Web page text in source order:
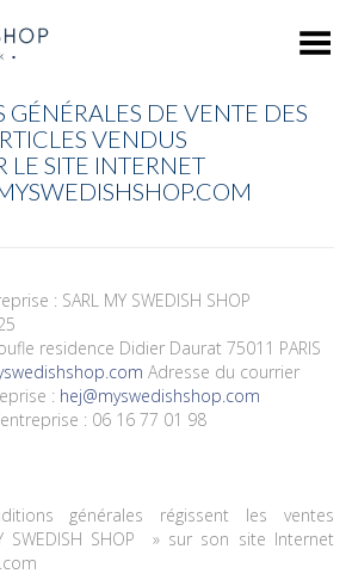
Toggle Menu
DE VENTE DES
VENDUS
LE SITE INTERNET
: SARL MY SWEDISH SHOP
residence Didier Daurat 75011 PARIS
Adresse du courrier
: hej@myswedishshop.com
: 06 16 77 01 98
générales régissent les ventes
SHOP
» sur son site Internet